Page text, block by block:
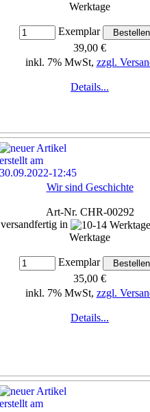
Werktage
Exemplar
39,00 €
inkl. 7% MwSt, zzgl.
Details...
Wir sind Geschichte
Art-Nr. CHR-00292
versandfertig in
Werktage
Exemplar
35,00 €
inkl. 7% MwSt, zzgl.
Details...